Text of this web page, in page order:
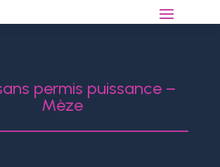
permis puissance –
Mèze